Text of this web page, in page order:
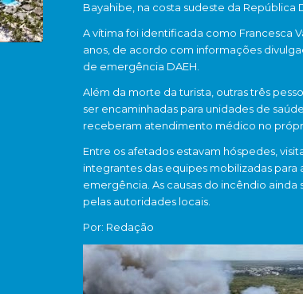
Bayahibe, na costa sudeste da República
A vítima foi identificada como Francesca
anos, de acordo com informações
de emergência DAEH.
Além da morte da turista, outras três
ser encaminhadas para unidades de
receberam atendimento médico no
Entre os afetados estavam hóspedes,
integrantes das equipes mobilizadas para
emergência. As causas do incêndio ainda
pelas autoridades locais.
Por: Redação